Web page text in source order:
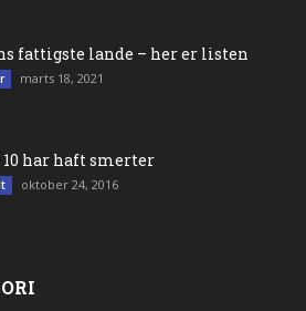
fattigste lande – her er listen
marts 18, 2021
10 har haft smerter
oktober 24, 2016